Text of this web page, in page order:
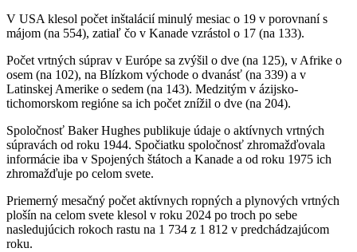
V USA klesol počet inštalácií minulý mesiac o 19 v porovnaní s
májom (na 554), zatiaľ čo v Kanade vzrástol o 17 (na 133).
Počet vrtných súprav v Európe sa zvýšil o dve (na 125), v Afrike o
osem (na 102), na Blízkom východe o dvanásť (na 339) a v
Latinskej Amerike o sedem (na 143). Medzitým v ázijsko-
tichomorskom regióne sa ich počet znížil o dve (na 204).
Spoločnosť Baker Hughes publikuje údaje o aktívnych vrtných
súpravách od roku 1944. Spočiatku spoločnosť zhromažďovala
informácie iba v Spojených štátoch a Kanade a od roku 1975 ich
zhromažďuje po celom svete.
Priemerný mesačný počet aktívnych ropných a plynových vrtných
plošín na celom svete klesol v roku 2024 po troch po sebe
nasledujúcich rokoch rastu na 1 734 z 1 812 v predchádzajúcom
roku.